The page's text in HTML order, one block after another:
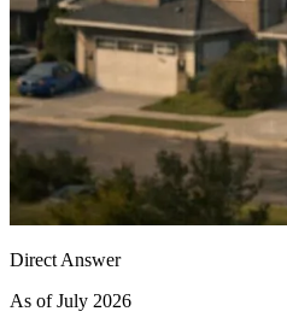
Direct Answer
As of July 2026